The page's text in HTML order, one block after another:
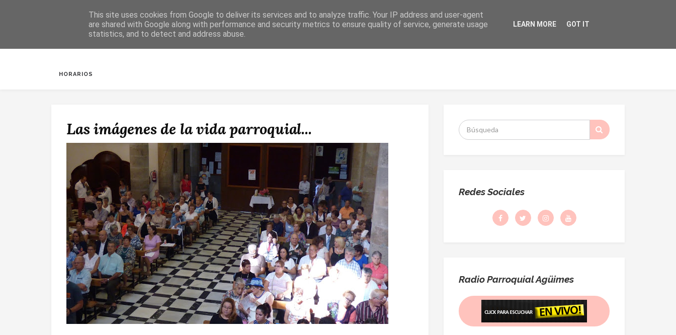
HORARIOS
Las imágenes de la vida parroquial...
S
:
Redes Sociales
Radio Parroquial Agüimes
This site uses cookies from Google to deliver its services and to analyze traffic. Your IP address and user-agent
are shared with Google along with performance and security metrics to ensure quality of service, generate usage
statistics, and to detect and address abuse.
LEARN MORE GOT IT